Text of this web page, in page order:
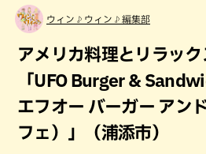
ウィン♪ウィン♪編集部
アメリカ料理とリラック
「UFO Burger &
エフオー バーガー アン
フェ）」（浦添市）